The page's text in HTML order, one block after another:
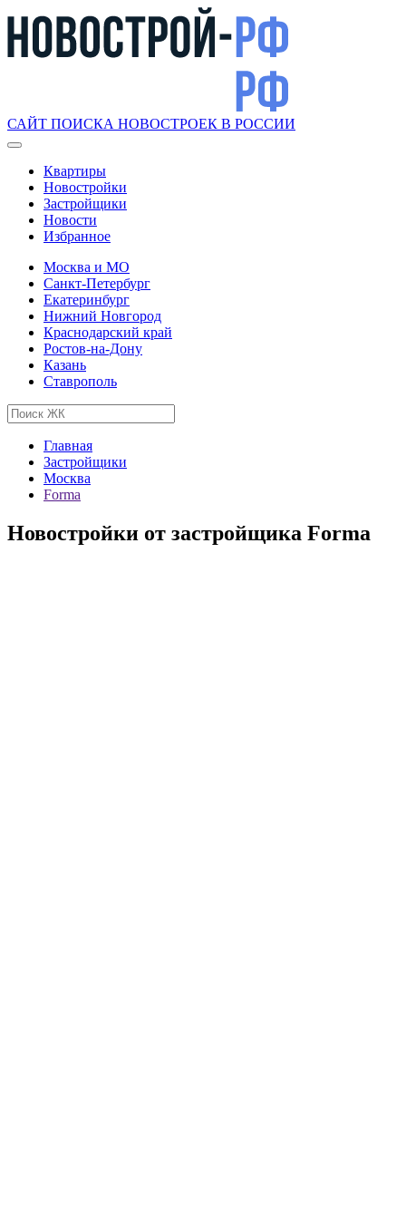
САЙТ ПОИСКА НОВОСТРОЕК В РОССИИ
Квартиры
Новостройки
Застройщики
Новости
Избранное
Москва и МО
Санкт-Петербург
Екатеринбург
Нижний Новгород
Краснодарский край
Ростов-на-Дону
Казань
Ставрополь
Главная
Застройщики
Москва
Forma
Новостройки от застройщика Forma